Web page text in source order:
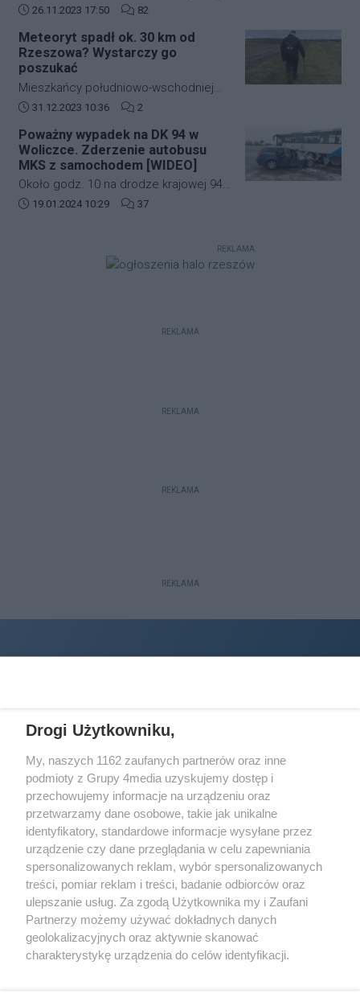
andrzejkowa noc w Sokołowie Młp. W
mężczyzna. Zmarł w drodze do
szpitala.
Data dodania artykułu:
26.11.2023 17:50 Liczba komentarzy artykułu:
82
Meteoryt spadł ok. 30 km od
Rzeszowa? Wystarczy go
poszukać
Mieszkańcy południowo-wschodniej
Polski kilkanaście dni temu mogli
Świadkowie zdarzenia twierdzą, że
najpierw usłyszeli głośny huk, a
następnie zobaczyli jasną kulę ognia,
która przeleciała przez niebo.
Data dodania artykułu:
31.12.2023 10:36 Liczba komentarzy artykułu:
2
Poważny wypadek na DK 94 w
Woliczce. Zderzenie autobusu
MKS z samochodem [WIDEO]
Około godz. 10 na drodze krajowej 94
w Woliczce w gminie Świlcza doszło
Data dodania artykułu:
19.01.2024 10:29 Liczba komentarzy artykułu:
37
REKLAMA
REKLAMA
REKLAMA
REKLAMA
REKLAMA
Wydawcąhalorzeszow.pljest:
STOWARZYSZENIE INICJATYW SPOŁECZNYCH PERSPEKTYWA
Adres do korespondencji:
ul. Piastów 3/2035-077 Rzeszów
kontakt@halorzeszow.pl
Redakcja Reklama Kontakt
Patronat medialny
Regulamin portalu
Polityka prywatności
Drogi Użytkowniku,
My, naszych 1162 zaufanych partnerów oraz inne
podmioty z Grupy 4media uzyskujemy dostęp i
przechowujemy informacje na urządzeniu oraz
przetwarzamy dane osobowe, takie jak unikalne
identyfikatory, standardowe informacje wysyłane przez
urządzenie czy dane przeglądania w celu zapewniania
spersonalizowanych reklam, wybór spersonalizowanych
treści, pomiar reklam i treści, badanie odbiorców oraz
ulepszanie usług. Za zgodą Użytkownika my i Zaufani
Partnerzy możemy używać dokładnych danych
geolokalizacyjnych oraz aktywnie skanować
charakterystykę urządzenia do celów identyfikacji.